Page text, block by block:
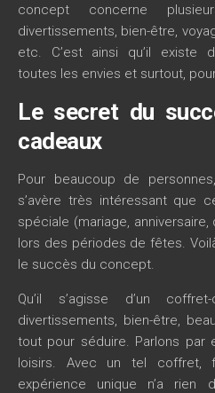
concept concerne
divertissements, bien-être,
etc. C’est ainsi qu’il existe
toutes les envies et surtout,
Le secret du
cadeaux
Pour beaucoup de
s’avère très intéressant que
spéciale (mariage,
lors des périodes de fêtes.
le succès du concept.
Qu’il s’agisse d’un
divertissements, bien-être,
tout pour séduire. Parlons par
loisirs. Avec un tel coffret,
expérience unique n’a rien